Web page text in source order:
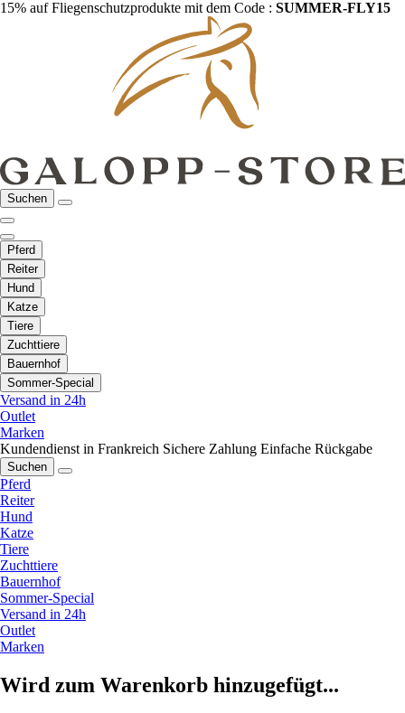
15% auf Fliegenschutzprodukte mit dem Code : SUMMER-FLY15
Suchen
Pferd
Reiter
Hund
Katze
Tiere
Zuchttiere
Bauernhof
Sommer-Special
Versand in 24h
Outlet
Marken
Kundendienst in Frankreich Sichere Zahlung Einfache Rückgabe
Suchen
Pferd
Reiter
Hund
Katze
Tiere
Zuchttiere
Bauernhof
Sommer-Special
Versand in 24h
Outlet
Marken
Wird zum Warenkorb hinzugefügt...